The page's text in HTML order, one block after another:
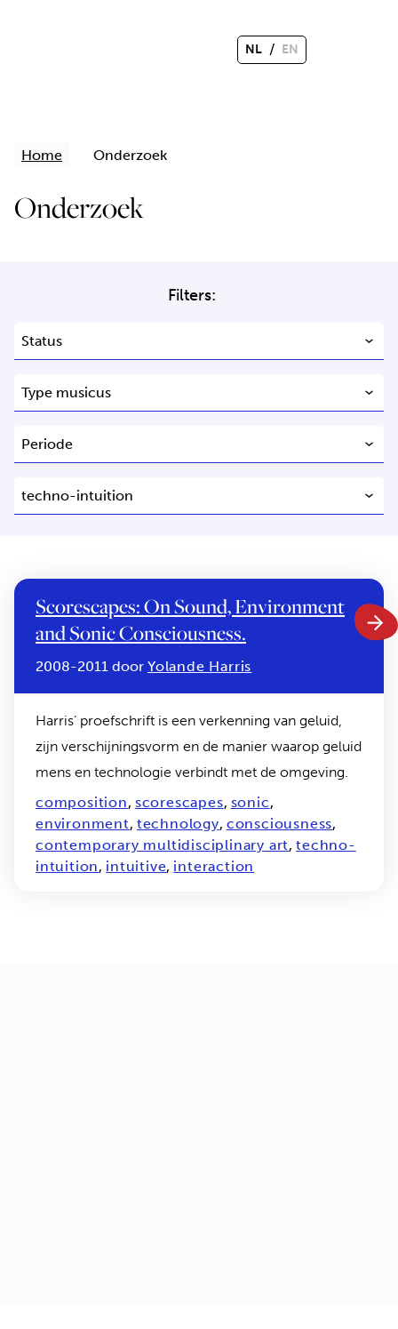
NL / EN
Home Onderzoek
Onderzoek
Filters:
Scorescapes: On Sound, Environment
and Sonic Consciousness.
2008-2011 door Yolande Harris
Harris’ proefschrift is een verkenning van geluid,
zijn verschijningsvorm en de manier waarop geluid
mens en technologie verbindt met de omgeving.
composition, scorescapes, sonic,
environment, technology, consciousness,
contemporary multidisciplinary art,techno-
intuition, intuitive, interaction